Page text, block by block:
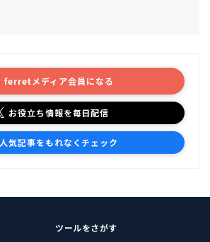
ferretメディア会員になる
お役立ち情報を毎日配信
人気記事をもれなくチェック
ツールをさがす